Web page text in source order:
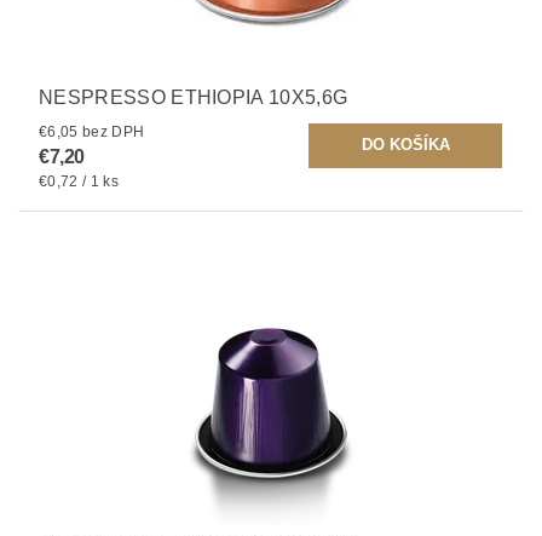
NESPRESSO ETHIOPIA 10X5,6G
€6,05 bez DPH
€7,20
€0,72 / 1 ks